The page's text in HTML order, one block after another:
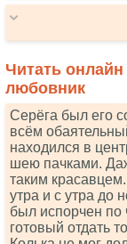
Читать
любовник
Серёга был его
всём
находился в
шею пачками.
таким
утра и с утра до
был испорчен по
готовый отдать